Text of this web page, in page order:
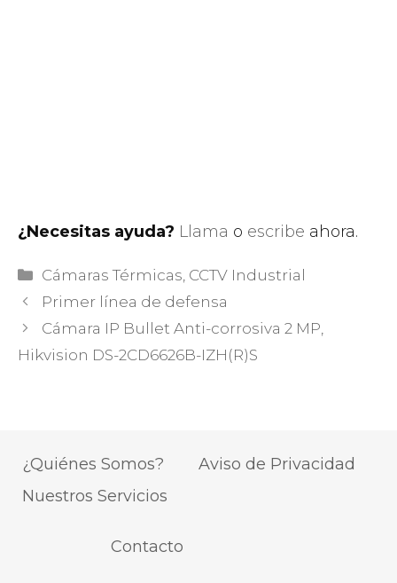
¿Necesitas ayuda? Llama o escribe ahora.
Categorías
Cámaras Térmicas, CCTV Industrial
Primer línea de defensa
Cámara IP Bullet Anti-corrosiva 2 MP,
Hikvision DS-2CD6626B-IZH(R)S
¿Quiénes Somos?
Nuestros Servicios
Aviso de Privacidad
Contacto